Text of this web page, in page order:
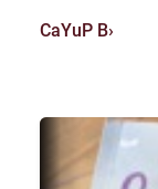
CaYuP B